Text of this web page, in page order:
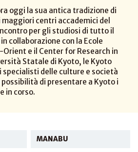
oggi la sua antica tradizione di
centri accademici del
per gli studiosi di tutto il
collaborazione con la Ecole
Orient e il Center for Research in
Statale di Kyoto, le Kyoto
delle culture e società
possibilità di presentare a Kyoto i
in corso.
MANABU